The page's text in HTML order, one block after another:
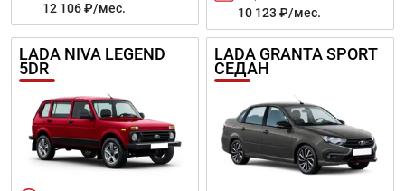
12 106 ₽/мес. 10 123 ₽/мес.
LADA NIVA LEGEND
5DR
LADA GRANTA SPORT
СЕДАН